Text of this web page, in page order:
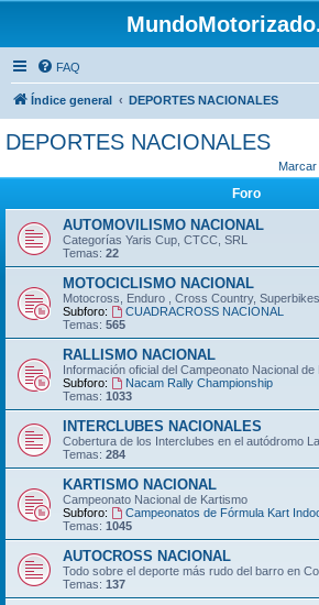
FAQ
Índice general DEPORTES NACIONALES
DEPORTES NACIONALES
Foro
AUTOMOVILISMO NACIONAL
Categorías Yaris Cup, CTCC, SRL
Temas: 22
MOTOCICLISMO NACIONAL
Motocross, Enduro , Cross Country,
Subforo:
CUADRACROSS NACIONAL
Temas: 565
RALLISMO NACIONAL
Información oficial del Campeonato Nacional de
Subforo:
Nacam Rally Championship
Temas: 1033
INTERCLUBES NACIONALES
Cobertura de los Interclubes en el autódromo
Temas: 284
KARTISMO NACIONAL
Campeonato Nacional de Kartismo
Subforo:
Campeonatos de Fórmula Kart
Temas: 1045
AUTOCROSS NACIONAL
Todo sobre el deporte más rudo del barro en
Temas: 137